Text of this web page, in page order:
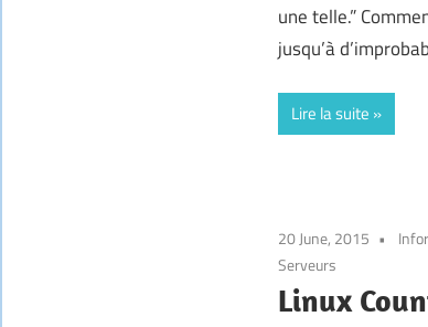
une telle.”
jusqu’à
Lire la suite
20 June, 2015
Serveurs
Linux